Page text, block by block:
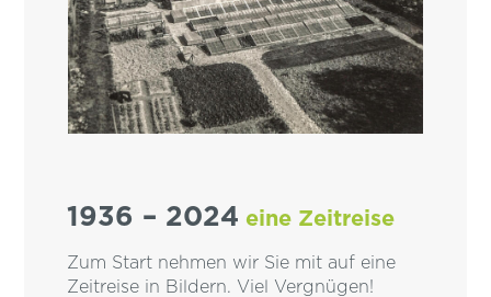
1936 – 2024 eine Zeitreise
Zum Start nehmen wir Sie mit auf eine
Zeitreise in Bildern. Viel Vergnügen!